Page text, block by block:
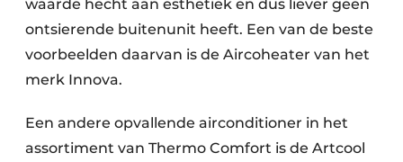
waarde hecht aan esthetiek en dus liever geen
ontsierende buitenunit heeft. Een van de beste
voorbeelden daarvan is de Aircoheater van het
merk Innova.
Een andere opvallende airconditioner in het
assortiment van Thermo Comfort is de Artcool